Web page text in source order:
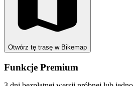
Otwórz tę trasę w Bikemap
Funkcje Premium